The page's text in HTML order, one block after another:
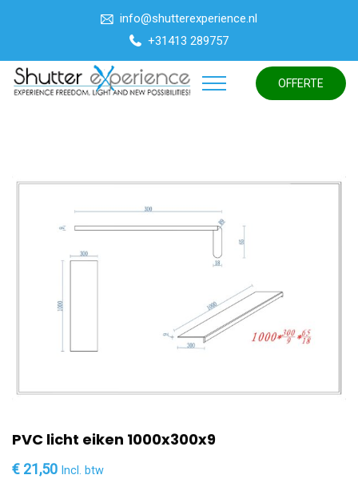
info@shutterexperience.nl
+31413 289757
OFFERTE
PVC licht eiken 1000x300x9
€ 21,50 Incl. btw